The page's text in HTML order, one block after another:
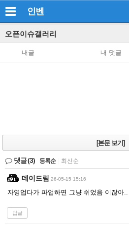
인벤
오픈이슈갤러리
내글 내 댓글
[본문 보기]
댓글(3) 등록순 최신순
데이드림 26-05-15 15:16
자영업다가 파업하면 그냥 쉬었음 이잖아..
답글